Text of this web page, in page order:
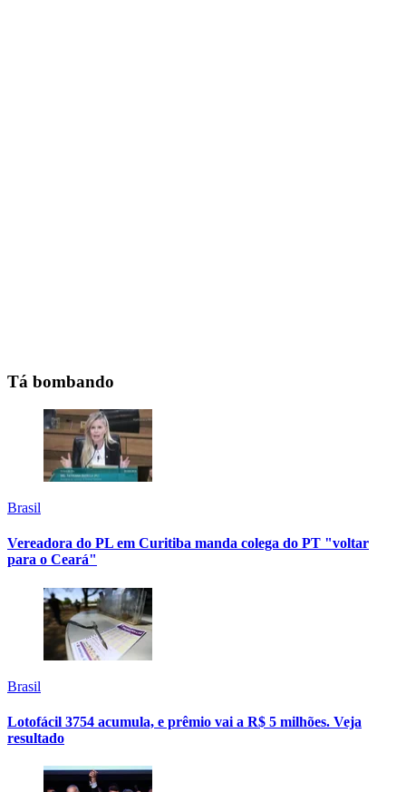
Tá bombando
Brasil
Vereadora do PL em Curitiba manda colega do PT "voltar
para o Ceará"
Brasil
Lotofácil 3754 acumula, e prêmio vai a R$ 5 milhões. Veja
resultado